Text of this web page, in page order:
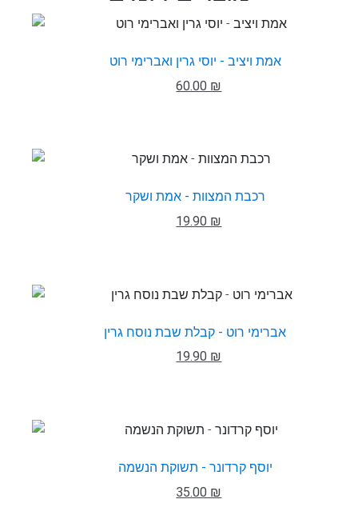
אמת ויציב - יוסי גרין ואברימי רוט
60.00 ₪
רכבת המצוות - אמת ושקר
19.90 ₪
אברימי רוט - קבלת שבת נוסח גרין
19.90 ₪
יוסף קרדונר - תשוקת הנשמה
35.00 ₪